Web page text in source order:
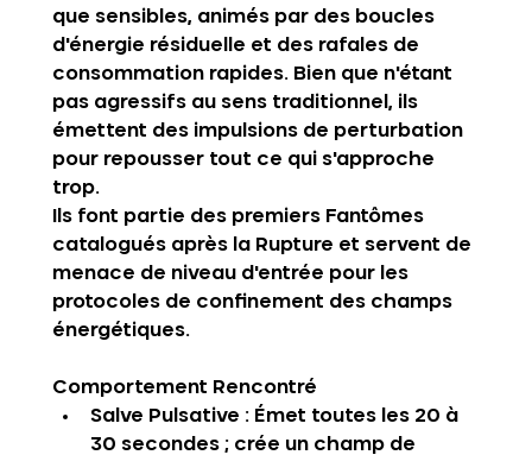
que sensibles, animés par des boucles
d'énergie résiduelle et des rafales de
consommation rapides. Bien que n'étant
pas agressifs au sens traditionnel, ils
émettent des impulsions de perturbation
pour repousser tout ce qui s'approche
trop.
Ils font partie des premiers Fantômes
catalogués après la Rupture et servent de
menace de niveau d'entrée pour les
protocoles de confinement des champs
énergétiques.
Comportement Rencontré
Salve Pulsative : Émet toutes les 20 à
30 secondes ; crée un champ de